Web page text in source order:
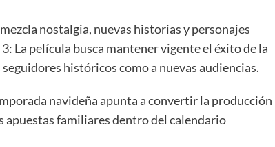
nostalgia, nuevas historias y personajes
La película busca mantener vigente el éxito de la
históricos como a nuevas audiencias.
navideña apunta a convertir la producción
apuestas familiares dentro del calendario